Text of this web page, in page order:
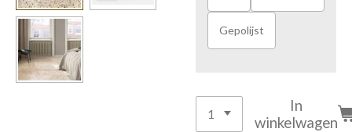
Gepolijst
In
winkelwagen